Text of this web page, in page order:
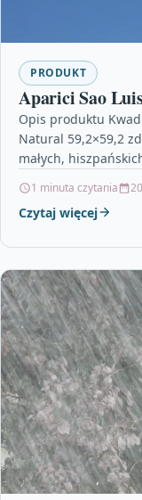
PRODUKT
Aparici Sao
Opis produktu
Natural 59,2×59,2
małych,
1 minuta czytania
Czytaj więcej